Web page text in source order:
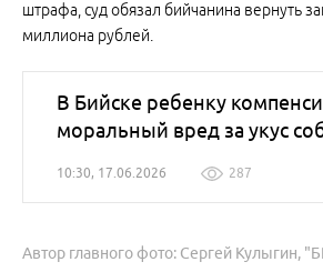
штрафа, суд обязал бийчанина вернуть
миллиона рублей.
В Бийске ребенку
моральный вред за укус
10:30, 17.06.2026 287
Автор главного фото: Сергей Кулыгин,